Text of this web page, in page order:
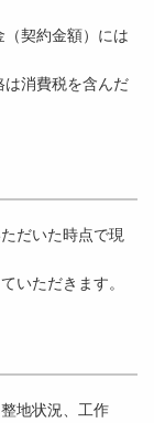
契約金額）には
消費税を含んだ
だいた時点で現
いただきます。
地状況、工作